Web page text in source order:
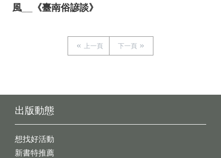
風__《臺南俗諺談》
上一頁 下一頁
出版動態
想找好活動
新書特推薦